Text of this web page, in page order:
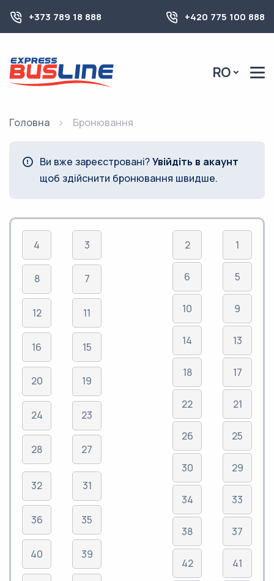
+373 789 18 888 +420 775 100 888
RO
Головна Бронювання
Ви вже зареєстровані?Увійдіть в акаунт
щоб здійснити бронювання швидше.
4
8
12
16
20
24
28
32
36
40
3
7
11
15
19
23
27
31
35
39
2
6
10
14
18
22
26
30
34
38
42
1
5
9
13
17
21
25
29
33
37
41